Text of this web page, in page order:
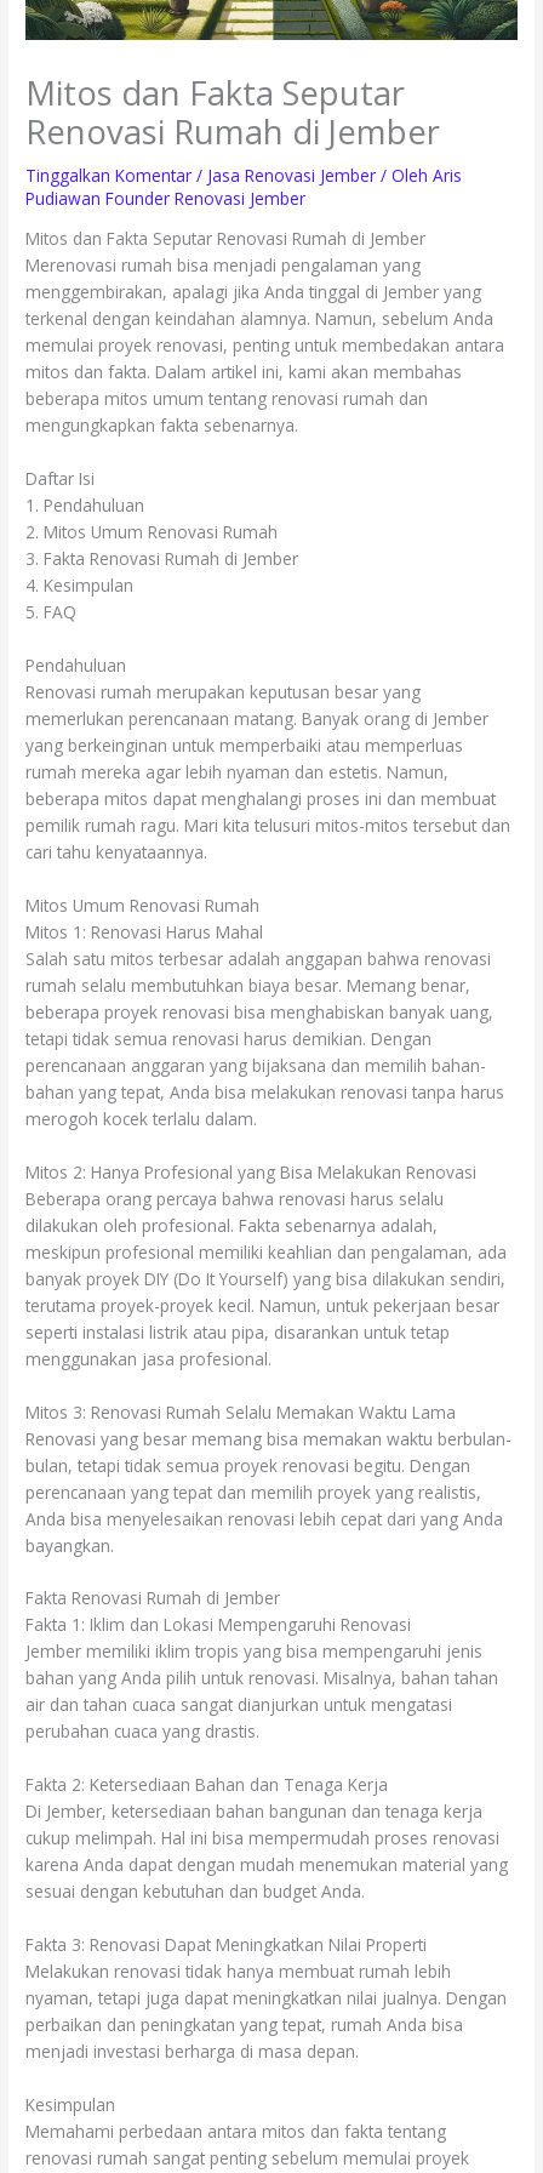
Mitos dan Fakta Seputar
Renovasi Rumah di Jember
Tinggalkan Komentar / Jasa Renovasi Jember / OlehAris
Pudiawan Founder Renovasi Jember
Mitos dan Fakta Seputar Renovasi Rumah di Jember
Merenovasi rumah bisa menjadi pengalaman yang
menggembirakan, apalagi jika Anda tinggal di Jember yang
terkenal dengan keindahan alamnya. Namun, sebelum Anda
memulai proyek renovasi, penting untuk membedakan antara
mitos dan fakta. Dalam artikel ini, kami akan membahas
beberapa mitos umum tentang renovasi rumah dan
mengungkapkan fakta sebenarnya.
Daftar Isi
1. Pendahuluan
2. Mitos Umum Renovasi Rumah
3. Fakta Renovasi Rumah di Jember
4. Kesimpulan
5. FAQ
Pendahuluan
Renovasi rumah merupakan keputusan besar yang
memerlukan perencanaan matang. Banyak orang di Jember
yang berkeinginan untuk memperbaiki atau memperluas
rumah mereka agar lebih nyaman dan estetis. Namun,
beberapa mitos dapat menghalangi proses ini dan membuat
pemilik rumah ragu. Mari kita telusuri mitos-mitos tersebut dan
cari tahu kenyataannya.
Mitos Umum Renovasi Rumah
Mitos 1: Renovasi Harus Mahal
Salah satu mitos terbesar adalah anggapan bahwa renovasi
rumah selalu membutuhkan biaya besar. Memang benar,
beberapa proyek renovasi bisa menghabiskan banyak uang,
tetapi tidak semua renovasi harus demikian. Dengan
perencanaan anggaran yang bijaksana dan memilih bahan-
bahan yang tepat, Anda bisa melakukan renovasi tanpa harus
merogoh kocek terlalu dalam.
Mitos 2: Hanya Profesional yang Bisa Melakukan Renovasi
Beberapa orang percaya bahwa renovasi harus selalu
dilakukan oleh profesional. Fakta sebenarnya adalah,
meskipun profesional memiliki keahlian dan pengalaman, ada
banyak proyek DIY (Do It Yourself) yang bisa dilakukan sendiri,
terutama proyek-proyek kecil. Namun, untuk pekerjaan besar
seperti instalasi listrik atau pipa, disarankan untuk tetap
menggunakan jasa profesional.
Mitos 3: Renovasi Rumah Selalu Memakan Waktu Lama
Renovasi yang besar memang bisa memakan waktu berbulan-
bulan, tetapi tidak semua proyek renovasi begitu. Dengan
perencanaan yang tepat dan memilih proyek yang realistis,
Anda bisa menyelesaikan renovasi lebih cepat dari yang Anda
bayangkan.
Fakta Renovasi Rumah di Jember
Fakta 1: Iklim dan Lokasi Mempengaruhi Renovasi
Jember memiliki iklim tropis yang bisa mempengaruhi jenis
bahan yang Anda pilih untuk renovasi. Misalnya, bahan tahan
air dan tahan cuaca sangat dianjurkan untuk mengatasi
perubahan cuaca yang drastis.
Fakta 2: Ketersediaan Bahan dan Tenaga Kerja
Di Jember, ketersediaan bahan bangunan dan tenaga kerja
cukup melimpah. Hal ini bisa mempermudah proses renovasi
karena Anda dapat dengan mudah menemukan material yang
sesuai dengan kebutuhan dan budget Anda.
Fakta 3: Renovasi Dapat Meningkatkan Nilai Properti
Melakukan renovasi tidak hanya membuat rumah lebih
nyaman, tetapi juga dapat meningkatkan nilai jualnya. Dengan
perbaikan dan peningkatan yang tepat, rumah Anda bisa
menjadi investasi berharga di masa depan.
Kesimpulan
Memahami perbedaan antara mitos dan fakta tentang
renovasi rumah sangat penting sebelum memulai proyek